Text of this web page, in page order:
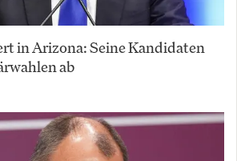
in Arizona: Seine Kandidaten
ab